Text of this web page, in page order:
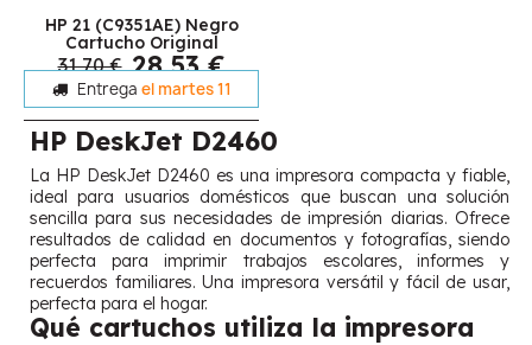
HP 21 (C9351AE) Negro
Cartucho Original
31,70 € 28,53 €
Entrega el martes 11
HP DeskJet D2460
La HP DeskJet D2460 es una impresora compacta y fiable,
ideal para usuarios domésticos que buscan una solución
sencilla para sus necesidades de impresión diarias. Ofrece
resultados de calidad en documentos y fotografías, siendo
perfecta para imprimir trabajos escolares, informes y
recuerdos familiares. Una impresora versátil y fácil de usar,
perfecta para el hogar.
Qué cartuchos utiliza la impresora